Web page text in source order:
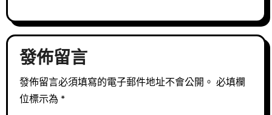
發佈留言
發佈留言必須填寫的電子郵件地址不會公開。 必填欄
位標示為*